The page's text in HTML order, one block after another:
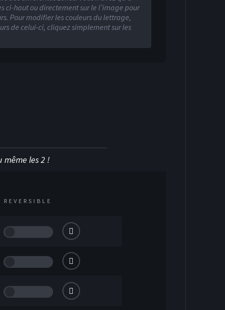
Visiteur
ci-haut ou directement sur le l’image pour
Pour modifier les couleurs du lettrage,
de celui-ci, cliquez simplement sur les
même les 2 !
REVERSIBLE